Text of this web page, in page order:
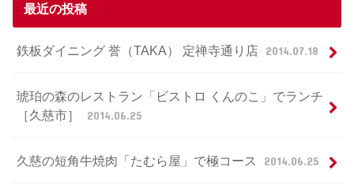
最近の投稿
鉄板ダイニング 誉（TAKA） 定禅寺通り店 2014.07.18
琥珀の森のレストラン「ビストロ くんのこ」でランチ
［久慈市］
2014.06.25
久慈の短角牛焼肉「たむら屋」で極コース 2014.06.25